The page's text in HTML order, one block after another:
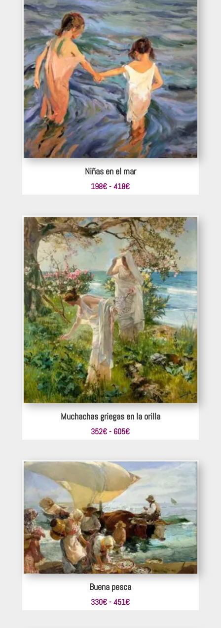
660€
hasta
880€
Niñas en el mar
198€ - 418€Rango
desde
198€
hasta
418€
Muchachas griegas en la orilla
352€ - 605€Rango
desde
352€
605€
Buena pesca
330€ - 451€Rango